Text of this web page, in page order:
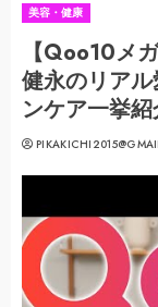
美容・健康
【Qoo10メ
健永のリア
ンケア一挙紹